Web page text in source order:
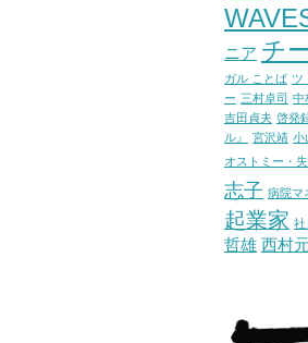
ニア チ
ガル ことば ツ
ー 三村卓司 中
吉田貞夫 啓発
ル』
宮沢靖 小
オストミー・
志子 病院マ
起業家 社
哲雄 西村